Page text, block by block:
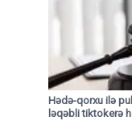
Hədə-qorxu ilə
ləqəbli tiktokerə